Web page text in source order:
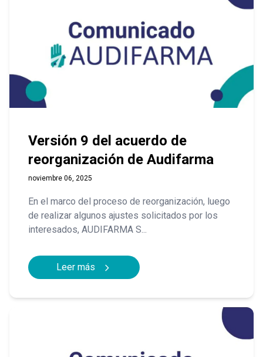
Versión 9 del acuerdo de
reorganización de Audifarma
noviembre 06, 2025
En el marco del proceso de reorganización, luego
de realizar algunos ajustes solicitados por los
interesados, AUDIFARMA S...
Leer más